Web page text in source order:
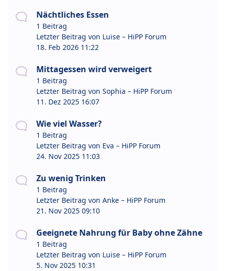
Nächtliches Essen
1 Beitrag
Letzter Beitrag von Luise – HiPP Forum
18. Feb 2026 11:22
Mittagessen wird verweigert
1 Beitrag
Letzter Beitrag von Sophia – HiPP Forum
11. Dez 2025 16:07
Wie viel Wasser?
1 Beitrag
Letzter Beitrag von Eva – HiPP Forum
24. Nov 2025 11:03
Zu wenig Trinken
1 Beitrag
Letzter Beitrag von Anke – HiPP Forum
21. Nov 2025 09:10
Geeignete Nahrung für Baby ohne Zähne
1 Beitrag
Letzter Beitrag von Luise – HiPP Forum
5. Nov 2025 10:31